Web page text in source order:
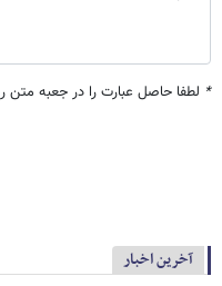
* لطفا حاصل عبارت را در جعبه متن
آخرین اخبار